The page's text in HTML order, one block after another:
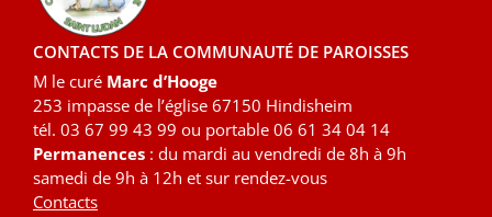
CONTACTS DE LA COMMUNAUTÉ DE PAROISSES
M le curé Marc d’Hooge
253 impasse de l’église 67150 Hindisheim
tél. 03 67 99 43 99 ou portable 06 61 34 04 14
Permanences : du mardi au vendredi de 8h à 9h
samedi de 9h à 12h et sur rendez-vous
Contacts